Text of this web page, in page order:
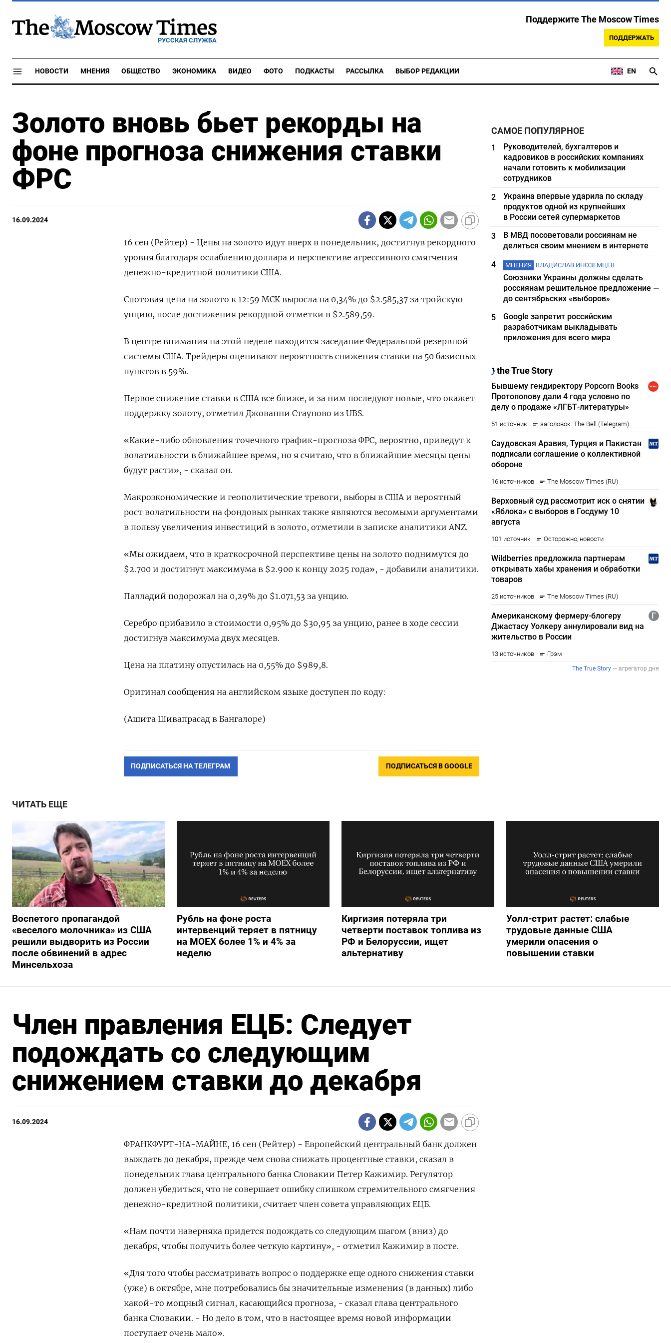
РУССКАЯ СЛУЖБА
Поддержите The Moscow Times
ПОДДЕРЖАТЬ
НОВОСТИ МНЕНИЯ ОБЩЕСТВО ЭКОНОМИКА ВИДЕО ФОТО ПОДКАСТЫ РАССЫЛКА ВЫБОР РЕДАКЦИИ EN
Золото вновь бьет рекорды на
фоне прогноза снижения ставки
ФРС
16.09.2024
16 сен (Рейтер) - Цены на золото идут вверх в понедельник, достигнув рекордного
уровня благодаря ослаблению доллара и перспективе агрессивного смягчения
денежно-кредитной политики США.
Спотовая цена на золото к 12:59 МСК выросла на 0,34% до $2.585,37​ за тройскую
унцию, после достижения рекордной отметки в $2.589,59.
В центре внимания на этой неделе находится заседание Федеральной резервной
системы США. Трейдеры оценивают вероятность снижения ставки на 50 базисных
пунктов в 59%.
Первое снижение ставки в США все ближе, и за ним последуют новые, что окажет
поддержку золоту, отметил Джованни Стауново из UBS.
«Какие-либо обновления точечного график-прогноза ФРС, вероятно, приведут к
волатильности в ближайшее время, но я считаю, что в ближайшие месяцы цены
будут расти», - сказал он.
Макроэкономические и геополитические тревоги, выборы в США и вероятный
рост волатильности на фондовых рынках также являются весомыми аргументами
в пользу увеличения инвестиций в золото, отметили в записке аналитики ANZ.
«Мы ожидаем, что в краткосрочной перспективе цены на золото поднимутся до
$2.700 и достигнут максимума в $2.900 к концу 2025 года», - добавили аналитики.
Палладий подорожал на 0,29% до $1.071,53​​ за унцию.
Серебро прибавило в стоимости 0,95% до $30,95​ за унцию, ранее в ходе сессии
достигнув максимума двух месяцев.
Цена на платину опустилась на 0,55% до $989,8.
Оригинал сообщения на английском языке доступен по коду:
(Ашита Шивапрасад в Бангалоре)
ПОДПИСАТЬСЯ НА ТЕЛЕГРАМ ПОДПИСАТЬСЯ В GOOGLE
САМОЕ ПОПУЛЯРНОЕ
1
Руководителей, бухгалтеров и
кадровиков в российских компаниях
начали готовить к мобилизации
сотрудников
2
Украина впервые ударила по складу
продуктов одной из крупнейших
в России сетей супермаркетов
3
В МВД посоветовали россиянам не
делиться своим мнением в интернете
4
МНЕНИЯ ВЛАДИСЛАВ ИНОЗЕМЦЕВ
Союзники Украины должны сделать
россиянам решительное предложение —
до сентябрьских «выборов»
5
Google запретит российским
разработчикам выкладывать
приложения для всего мира
ЧИТАТЬ ЕЩЕ
Воспетого пропагандой
«веселого молочника» из США
решили выдворить из России
после обвинений в адрес
Минсельхоза
Рубль на фоне роста
интервенций теряет в пятницу
на МОЕХ более 1% и 4% за
неделю
Киргизия потеряла три
четверти поставок топлива из
РФ и Белоруссии, ищет
альтернативу
Уолл-стрит растет: слабые
трудовые данные США
умерили опасения о
повышении ставки
Член правления ЕЦБ: Следует
подождать со следующим
снижением ставки до декабря
16.09.2024
ФРАНКФУРТ-НА-МАЙНЕ, 16 сен (Рейтер) - Европейский центральный банк должен
выждать до декабря, прежде чем снова снижать процентные ставки, сказал в
понедельник глава центрального банка Словакии Петер Кажимир. Регулятор
должен убедиться, что не совершает ошибку слишком стремительного смягчения
денежно-кредитной политики, считает член совета управляющих ЕЦБ.
«Нам почти наверняка придется подождать со следующим шагом (вниз) до
декабря, чтобы получить более четкую картину», - отметил Кажимир в посте.
«Для того чтобы рассматривать вопрос о поддержке еще одного снижения ставки
(уже) в октябре, мне потребовались бы значительные изменения (в данных) либо
какой-то мощный сигнал, касающийся прогноза, - сказал глава центрального
банка Словакии. - Но дело в том, что в настоящее время новой информации
поступает очень мало».